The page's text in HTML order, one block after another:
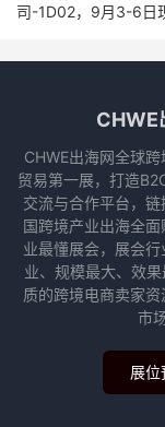
司-1D02，9月3-6日
CHWE
CHWE出海网全球
贸易第一展，打造
交流与合作平台，
国跨境产业出海全
业最懂展会，展会
业、规模最大、效
质的跨境电商卖家
市
展位